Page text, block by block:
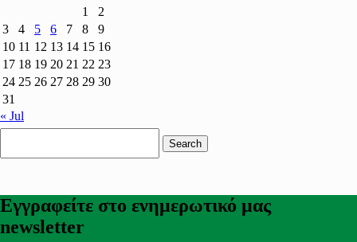
1
2
3
4 5 6 7 8
9
10 11 12 13 14 15 16
17 18 19 20 21 22 23
24 25 26 27 28 29 30
31
« Jul
Εγγραφείτε στο ενημερωτικό μας
newsletter